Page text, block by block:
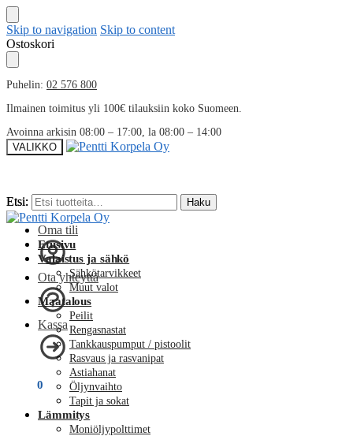
Skip to navigation Skip to content
Ostoskori
Puhelin: 02 576 800
Ilmainen toimitus yli 100€ tilauksiin koko Suomeen.
Avoinna arkisin 08:00 – 17:00, la 08:00 – 14:00
VALIKKO
Etsi: Haku
Oma tili
Ota yhteyttä
Kassa
0
Etsi: Haku
Etusivu
Valaistus ja sähkö
Sähkötarvikkeet
Muut valot
Maatalous
Peilit
Rengasnastat
Tankkauspumput / pistoolit
Rasvaus ja rasvanipat
Astiahanat
Öljynvaihto
Tapit ja sokat
Lämmitys
Moniöljypolttimet